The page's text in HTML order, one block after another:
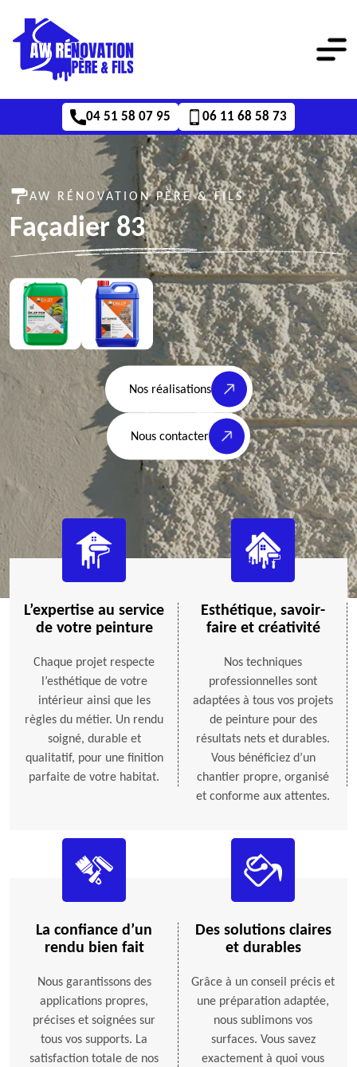
04 51 58 07 95 06 11 68 58 73
AW RÉNOVATION PÈRE & FILS
Façadier 83
Nos réalisations
Nous contacter
L’expertise au service
de votre peinture
Chaque projet respecte
l’esthétique de votre
intérieur ainsi que les
règles du métier. Un rendu
soigné, durable et
qualitatif, pour une finition
parfaite de votre habitat.
Esthétique, savoir-
faire et créativité
Nos techniques
professionnelles sont
adaptées à tous vos projets
de peinture pour des
résultats nets et durables.
Vous bénéficiez d’un
chantier propre, organisé
et conforme aux attentes.
La confiance d’un
rendu bien fait
Nous garantissons des
applications propres,
précises et soignées sur
tous vos supports. La
satisfaction totale de nos
Des solutions claires
et durables
Grâce à un conseil précis et
une préparation adaptée,
nous sublimons vos
surfaces. Vous savez
exactement à quoi vous